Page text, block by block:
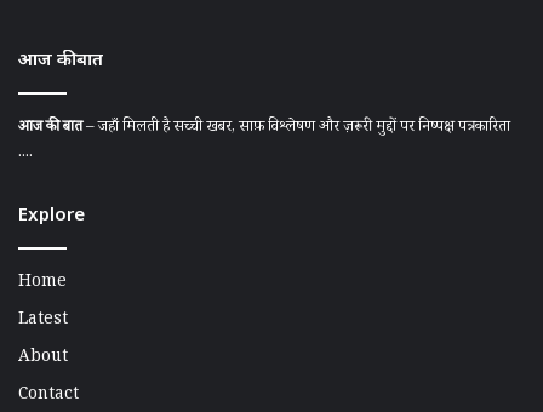
आज की बात
आज की बात– जहाँ मिलती है सच्ची खबर, साफ़ विश्लेषण और ज़रूरी मुद्दों पर निष्पक्ष पत्रकारिता
....
Explore
Home
Latest
About
Contact